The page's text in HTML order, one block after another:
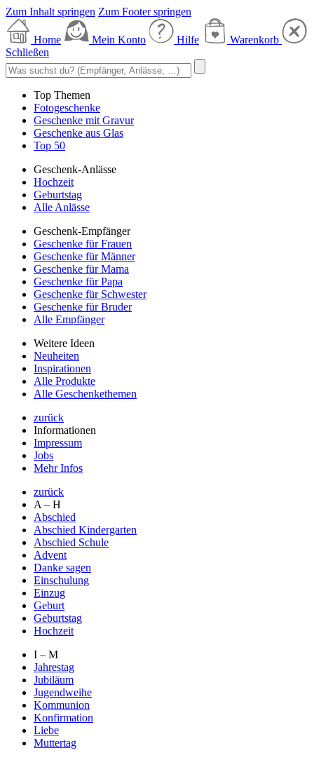
Zum Inhalt springen Zum Footer springen
Home Mein Konto Hilfe
Warenkorb
Schließen
Top Themen
Fotogeschenke
Geschenke mit Gravur
Geschenke aus Glas
Top 50
Geschenk-Anlässe
Hochzeit
Geburtstag
Alle Anlässe
Geschenk-Empfänger
Geschenke für Frauen
Geschenke für Männer
Geschenke für Mama
Geschenke für Papa
Geschenke für Schwester
Geschenke für Bruder
Alle Empfänger
Weitere Ideen
Neuheiten
Inspirationen
Alle Produkte
Alle Geschenkethemen
zurück
Informationen
Impressum
Jobs
Mehr Infos
zurück
A – H
Abschied
Abschied Kindergarten
Abschied Schule
Advent
Danke sagen
Einschulung
Einzug
Geburt
Geburtstag
Hochzeit
I – M
Jahrestag
Jubiläum
Jugendweihe
Kommunion
Konfirmation
Liebe
Muttertag